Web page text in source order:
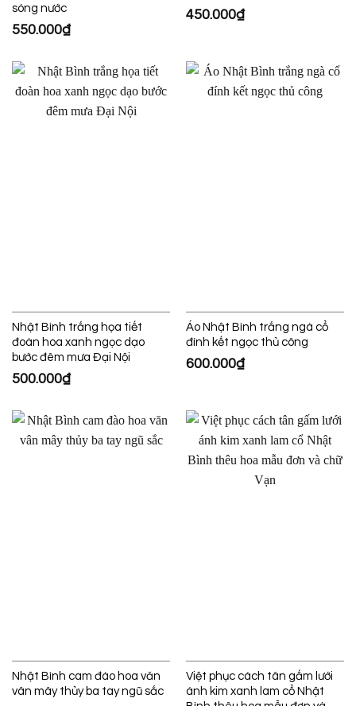
sóng nước
550.000₫
450.000₫
Nhật Bình trắng họa tiết
đoàn hoa xanh ngọc dạo
bước đêm mưa Đại Nội
500.000₫
Áo Nhật Bình trắng ngà cổ
đính kết ngọc thủ công
600.000₫
Nhật Bình cam đào hoa văn
vân mây thủy ba tay ngũ sắc
Việt phục cách tân gấm lưới
ánh kim xanh lam cổ Nhật